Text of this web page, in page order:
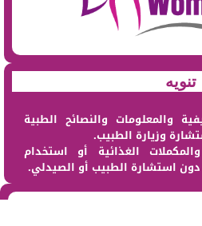
تنويه
والمعلومات والنصائح الطبية
وزيارة الطبيب.
الغذائية أو استخدام
استشارة الطبيب أو الصيدلي.